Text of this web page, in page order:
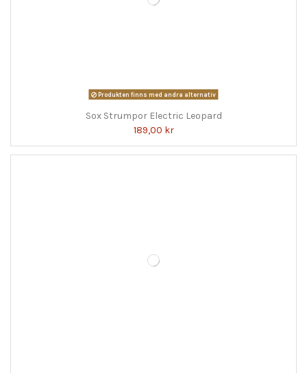
Produkten finns med andra alternativ
Sox Strumpor Electric Leopard
189,00 kr